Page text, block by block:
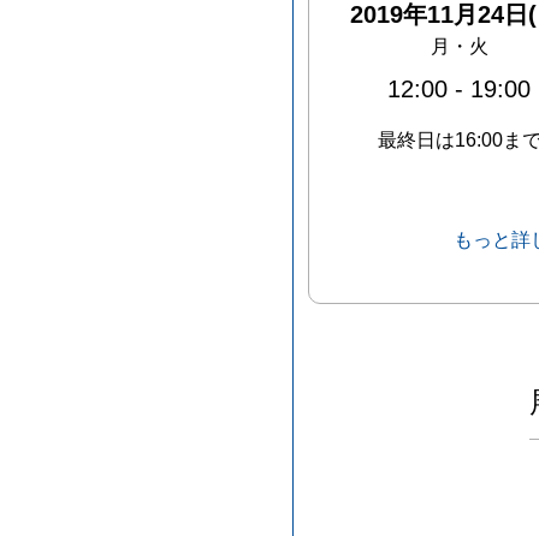
2019年11月24日
月・火
12:00 - 19:00
最終日は16:00ま
もっと詳